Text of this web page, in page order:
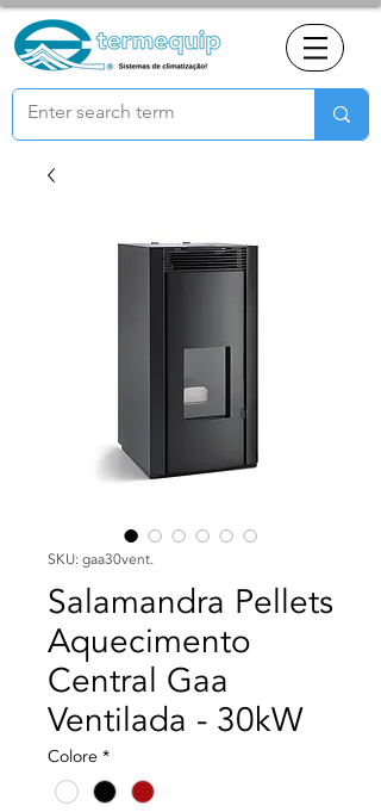
SKU: gaa30vent.
Salamandra Pellets
Aquecimento
Central Gaa
Ventilada - 30kW
Colore *